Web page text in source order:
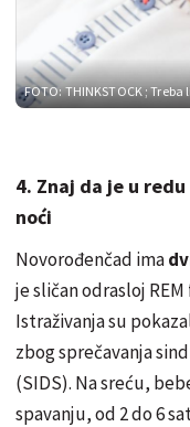
FOTO: THINKSTOCK; Treba
4. Znaj da je u
noći
Novorođenčad ima
je sličan odrasloj
Istraživanja su
zbog sprečavanja
(SIDS). Na sreću,
spavanju, od 2 do 6